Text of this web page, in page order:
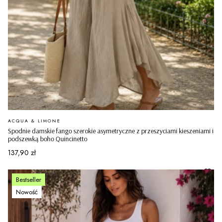
Spodnie damskie fango szerokie asymetryczne z przeszyciami kieszeniami i
podszewką boho Quincinetto
PRODUCENT
ACQUA & LIMONE
Cena
137,90 zł
Bestseller
Nowość